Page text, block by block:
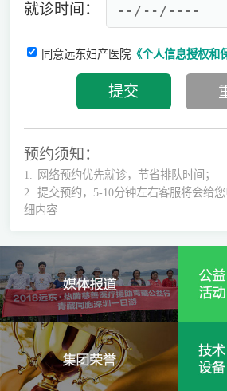
就诊时间：
同意远东妇产医院《个人信息授权和
预约须知：
1.
网络预约优先就诊，节省排队时间；
2.
提交预约，5-10分钟左右客服将会给
细内容